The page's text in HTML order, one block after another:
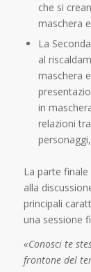
che si
maschera
La
al
maschera
in
relazioni
La parte
alla
principali
una sessione
«Conosci te
frontone del